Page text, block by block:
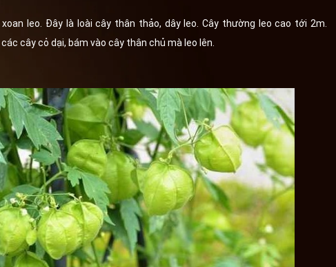
leo. Đây là loài cây thân thảo, dây leo. Cây thường leo cao tới 2m.
cây cỏ dại, bám vào cây thân chủ mà leo lên.